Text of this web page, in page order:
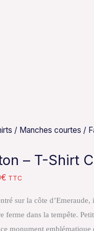
/ Manches courtes /
– T-Shirt
€ TTC
sur la côte d’Emeraude,
ferme dans la tempête.
monument emblématique